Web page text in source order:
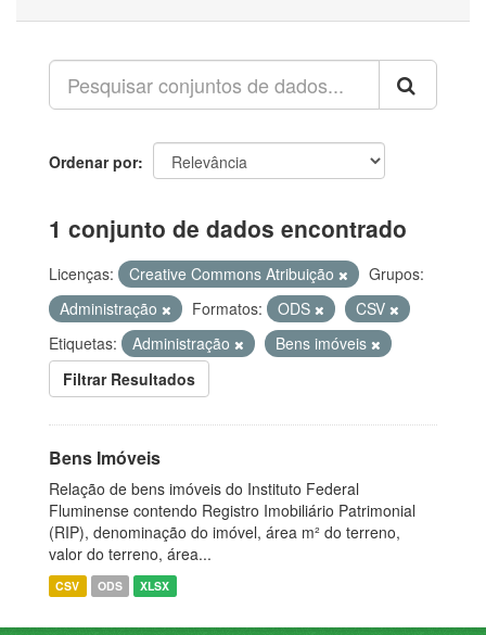
Ordenar por
1 conjunto de dados encontrado
Licenças: Creative Commons Atribuição
Grupos:
Administração
Formatos: ODS
CSV
Etiquetas:
Administração
Bens imóveis
Filtrar Resultados
Bens Imóveis
Relação de bens imóveis do Instituto Federal
Fluminense contendo Registro Imobiliário Patrimonial
(RIP), denominação do imóvel, área m² do terreno,
valor do terreno, área...
CSV ODS XLSX